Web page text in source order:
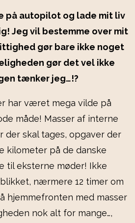
på autopilot og lade mit liv
Jeg vil bestemme over mit
gør bare ikke noget
gør det vel ikke
tænker jeg…!?
har været mega vilde på
måde! Masser af interne
der skal tages, opgaver der
kilometer på de danske
til eksterne møder! Ikke
nærmere 12 timer om
hjemmefronten med masser
nok alt for mange…,